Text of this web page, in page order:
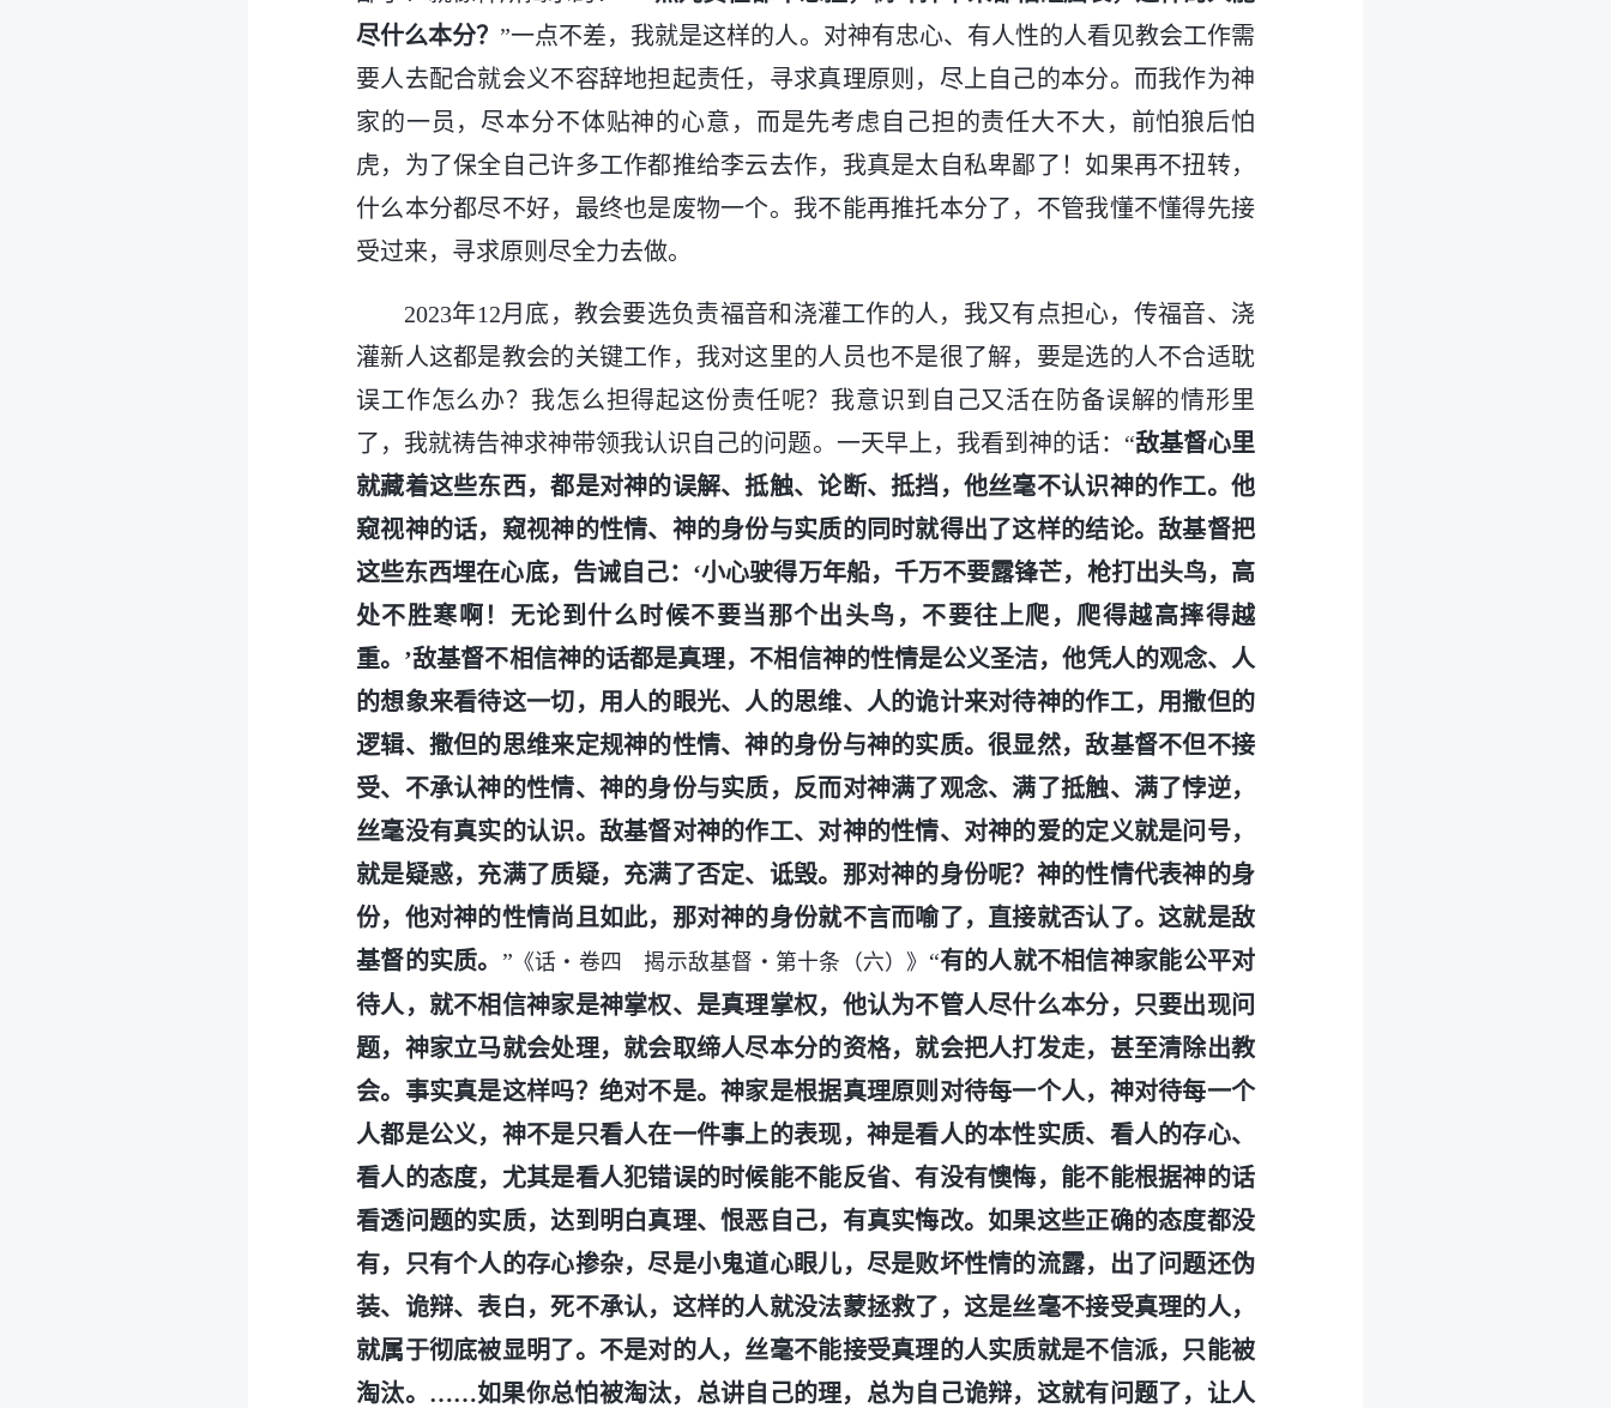
尽什么本分？”一点不差，我就是这样的人。对神有忠心、有人性的人看见教会工作需
要人去配合就会义不容辞地担起责任，寻求真理原则，尽上自己的本分。而我作为神
家的一员，尽本分不体贴神的心意，而是先考虑自己担的责任大不大，前怕狼后怕
虎，为了保全自己许多工作都推给李云去作，我真是太自私卑鄙了！如果再不扭转，
什么本分都尽不好，最终也是废物一个。我不能再推托本分了，不管我懂不懂得先接
受过来，寻求原则尽全力去做。
2023年12月底，教会要选负责福音和浇灌工作的人，我又有点担心，传福音、浇
灌新人这都是教会的关键工作，我对这里的人员也不是很了解，要是选的人不合适耽
误工作怎么办？我怎么担得起这份责任呢？我意识到自己又活在防备误解的情形里
了，我就祷告神求神带领我认识自己的问题。一天早上，我看到神的话：“敌基督心里
就藏着这些东西，都是对神的误解、抵触、论断、抵挡，他丝毫不认识神的作工。他
窥视神的话，窥视神的性情、神的身份与实质的同时就得出了这样的结论。敌基督把
这些东西埋在心底，告诫自己：‘小心驶得万年船，千万不要露锋芒，枪打出头鸟，高
处不胜寒啊！无论到什么时候不要当那个出头鸟，不要往上爬，爬得越高摔得越
重。’敌基督不相信神的话都是真理，不相信神的性情是公义圣洁，他凭人的观念、人
的想象来看待这一切，用人的眼光、人的思维、人的诡计来对待神的作工，用撒但的
逻辑、撒但的思维来定规神的性情、神的身份与神的实质。很显然，敌基督不但不接
受、不承认神的性情、神的身份与实质，反而对神满了观念、满了抵触、满了悖逆，
丝毫没有真实的认识。敌基督对神的作工、对神的性情、对神的爱的定义就是问号，
就是疑惑，充满了质疑，充满了否定、诋毁。那对神的身份呢？神的性情代表神的身
份，他对神的性情尚且如此，那对神的身份就不言而喻了，直接就否认了。这就是敌
基督的实质。 ” 《话・卷四 揭示敌基督・第十条（六）》 “有的人就不相信神家能公平对
待人，就不相信神家是神掌权、是真理掌权，他认为不管人尽什么本分，只要出现问
题，神家立马就会处理，就会取缔人尽本分的资格，就会把人打发走，甚至清除出教
会。事实真是这样吗？绝对不是。神家是根据真理原则对待每一个人，神对待每一个
人都是公义，神不是只看人在一件事上的表现，神是看人的本性实质、看人的存心、
看人的态度，尤其是看人犯错误的时候能不能反省、有没有懊悔，能不能根据神的话
看透问题的实质，达到明白真理、恨恶自己，有真实悔改。如果这些正确的态度都没
有，只有个人的存心掺杂，尽是小鬼道心眼儿，尽是败坏性情的流露，出了问题还伪
装、诡辩、表白，死不承认，这样的人就没法蒙拯救了，这是丝毫不接受真理的人，
就属于彻底被显明了。不是对的人，丝毫不能接受真理的人实质就是不信派，只能被
淘汰。……如果你总怕被淘汰，总讲自己的理，总为自己诡辩，这就有问题了，让人